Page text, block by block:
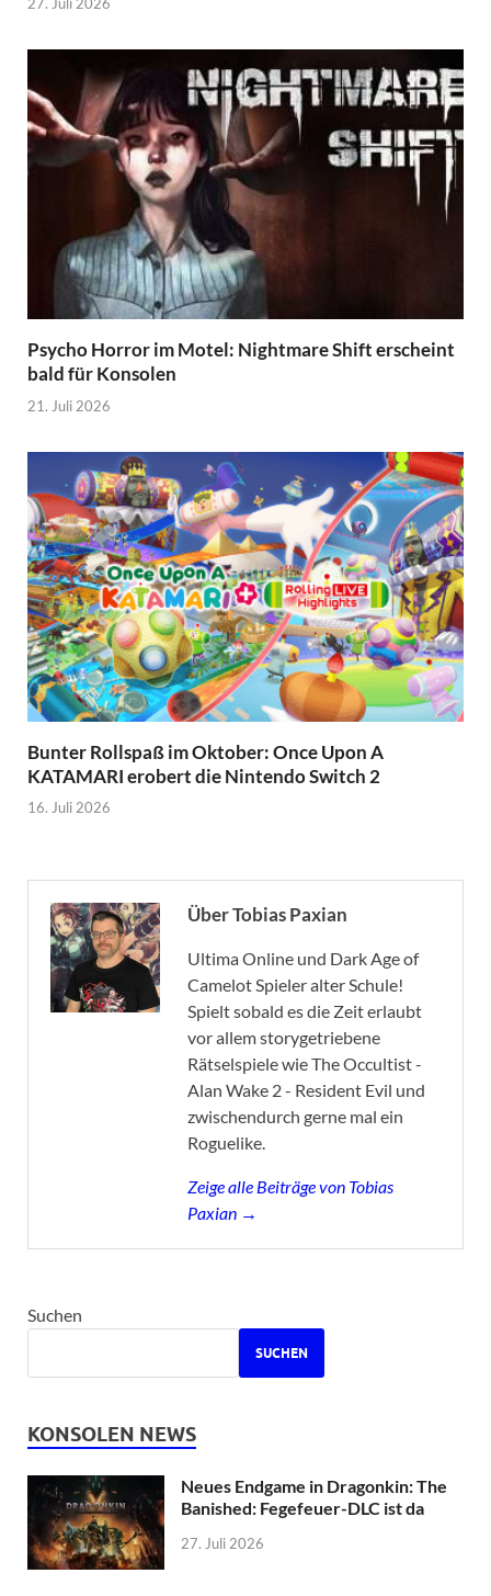
27. Juli 2026
Psycho Horror im Motel: Nightmare Shift erscheint
bald für Konsolen
21. Juli 2026
Bunter Rollspaß im Oktober: Once Upon A
KATAMARI erobert die Nintendo Switch 2
16. Juli 2026
Über Tobias Paxian
Ultima Online und Dark Age of
Camelot Spieler alter Schule!
Spielt sobald es die Zeit erlaubt
vor allem storygetriebene
Rätselspiele wie The Occultist -
Alan Wake 2 - Resident Evil und
zwischendurch gerne mal ein
Roguelike.
Zeige alle Beiträge von Tobias
Paxian →
Suchen
SUCHEN
KONSOLEN NEWS
Neues Endgame in Dragonkin: The
Banished: Fegefeuer-DLC ist da
27. Juli 2026